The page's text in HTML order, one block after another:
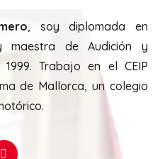
, soy diplomada en
maestra de Audición y
Trabajo en el CEIP
de Mallorca, un colegio